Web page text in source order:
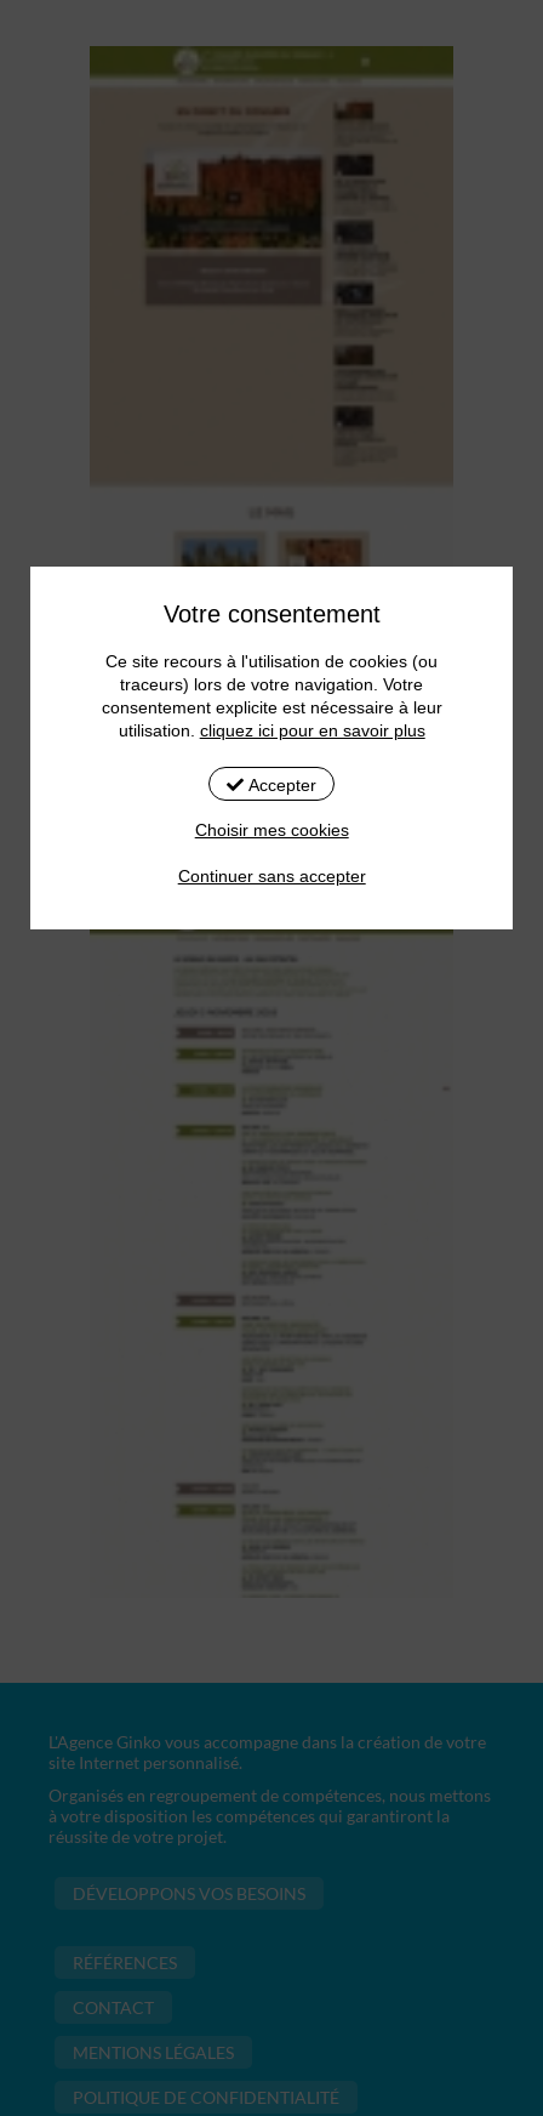
L'Agence Ginko vous accompagne dans la création de votre
site Internet personnalisé.
Organisés en regroupement de compétences, nous mettons
à votre disposition les compétences qui garantiront la
réussite de votre projet.
DÉVELOPPONS VOS BESOINS
RÉFÉRENCES
CONTACT
MENTIONS LÉGALES
POLITIQUE DE CONFIDENTIALITÉ
Votre consentement
Ce site recours à l'utilisation de cookies (ou
traceurs) lors de votre navigation. Votre
consentement explicite est nécessaire à leur
utilisation. cliquez ici pour en savoir plus
Accepter
Choisir mes cookies
Continuer sans accepter